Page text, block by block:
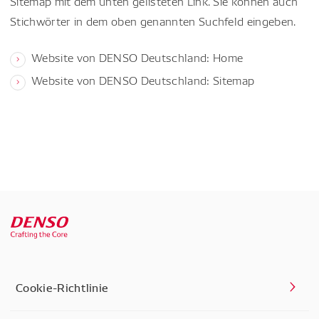
Stichwörter in dem oben genannten Suchfeld eingeben.
Website von DENSO Deutschland: Home
Website von DENSO Deutschland: Sitemap
Cookie-Richtlinie